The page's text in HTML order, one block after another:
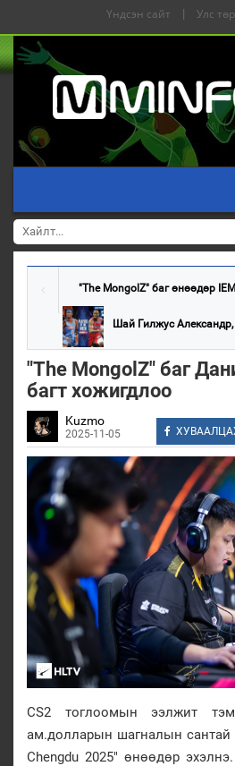
Үндсэн сайт | Улс
"The MongolZ" баг өнөөдөр
Шай Гилжус Александр,
"The MongolZ" баг
багт хожигдлоо
Kuzmo
2025-11-05
CS2 тоглоомын ээлжит
ам.долларын шагналын сантай
Chengdu 2025" өнөөдөр